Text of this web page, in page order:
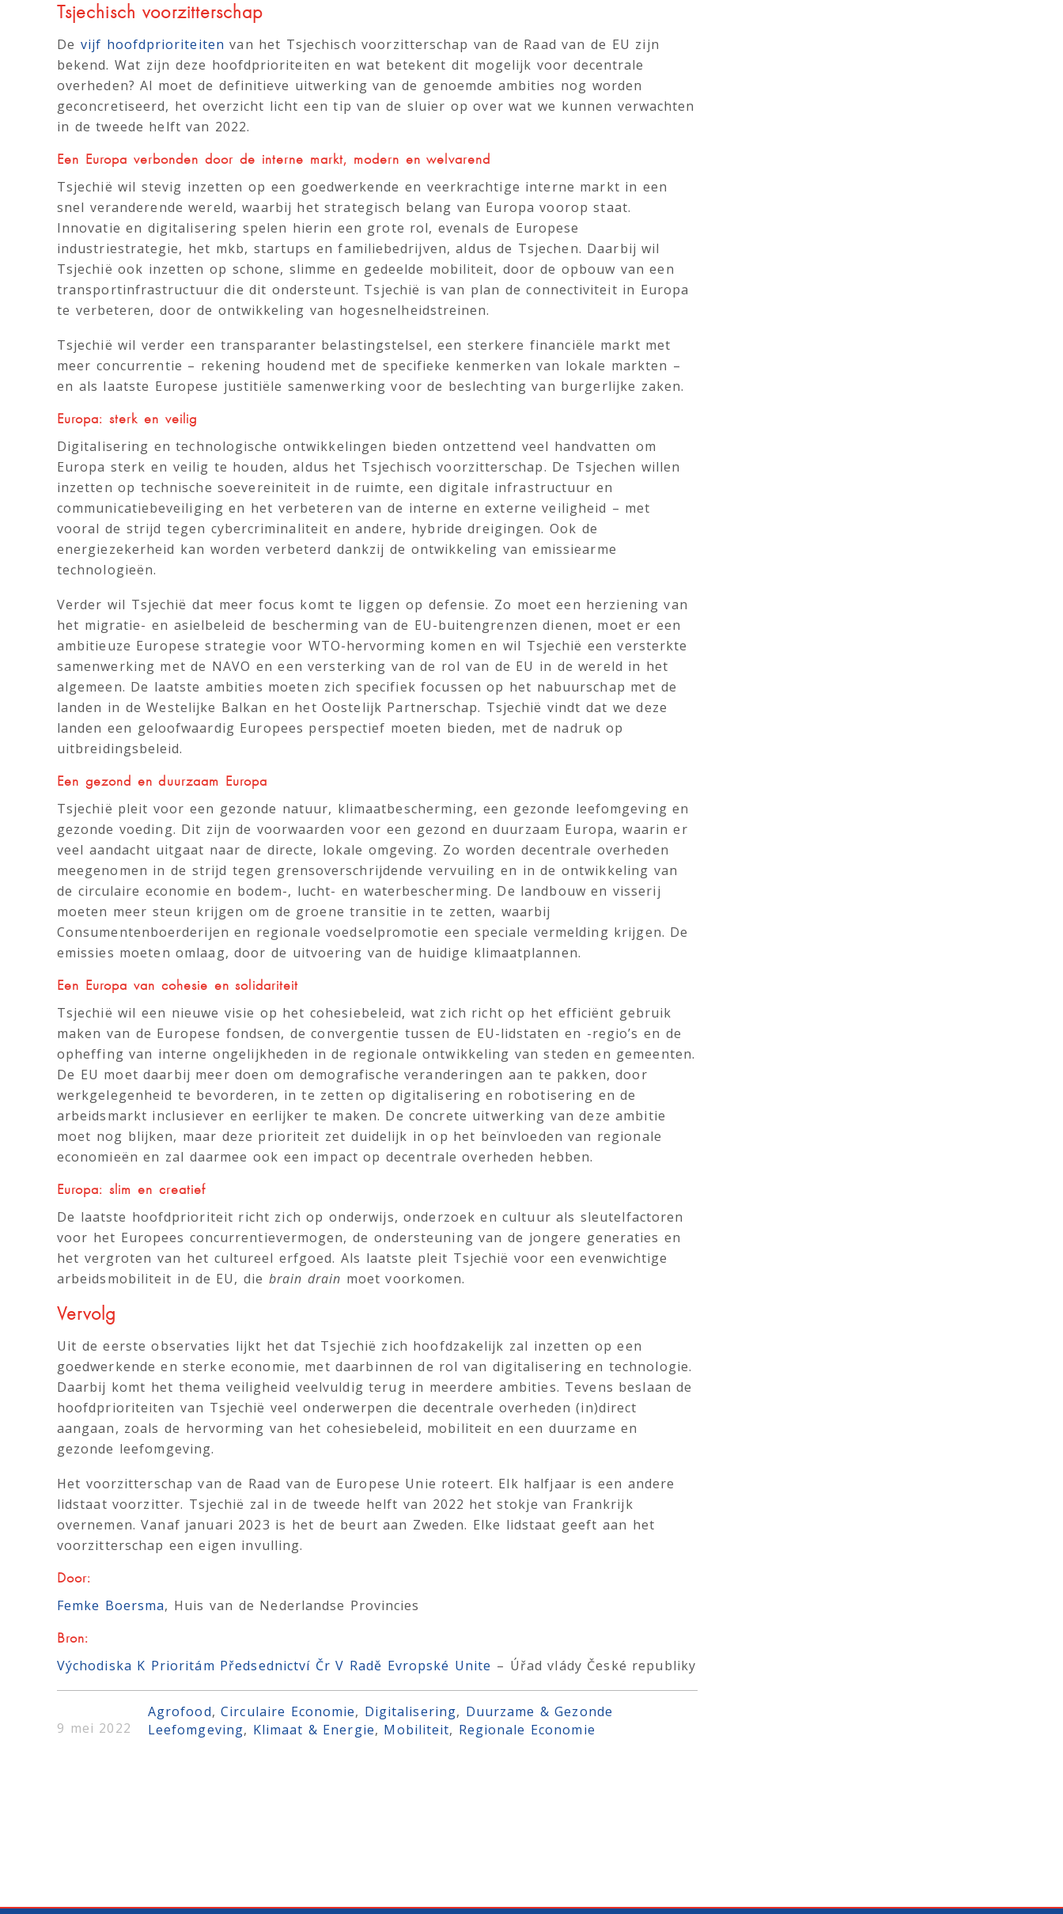
Tsjechisch voorzitterschap
De vijf hoofdprioriteiten van het Tsjechisch voorzitterschap van de Raad van de EU zijn
bekend. Wat zijn deze hoofdprioriteiten en wat betekent dit mogelijk voor decentrale
overheden? Al moet de definitieve uitwerking van de genoemde ambities nog worden
geconcretiseerd, het overzicht licht een tip van de sluier op over wat we kunnen verwachten
in de tweede helft van 2022.
Een Europa verbonden door de interne markt, modern en welvarend
Tsjechië wil stevig inzetten op een goedwerkende en veerkrachtige interne markt in een
snel veranderende wereld, waarbij het strategisch belang van Europa voorop staat.
Innovatie en digitalisering spelen hierin een grote rol, evenals de Europese
industriestrategie, het mkb, startups en familiebedrijven, aldus de Tsjechen. Daarbij wil
Tsjechië ook inzetten op schone, slimme en gedeelde mobiliteit, door de opbouw van een
transportinfrastructuur die dit ondersteunt. Tsjechië is van plan de connectiviteit in Europa
te verbeteren, door de ontwikkeling van hogesnelheidstreinen.
Tsjechië wil verder een transparanter belastingstelsel, een sterkere financiële markt met
meer concurrentie – rekening houdend met de specifieke kenmerken van lokale markten –
en als laatste Europese justitiële samenwerking voor de beslechting van burgerlijke zaken.
Europa: sterk en veilig
Digitalisering en technologische ontwikkelingen bieden ontzettend veel handvatten om
Europa sterk en veilig te houden, aldus het Tsjechisch voorzitterschap. De Tsjechen willen
inzetten op technische soevereiniteit in de ruimte, een digitale infrastructuur en
communicatiebeveiliging en het verbeteren van de interne en externe veiligheid – met
vooral de strijd tegen cybercriminaliteit en andere, hybride dreigingen. Ook de
energiezekerheid kan worden verbeterd dankzij de ontwikkeling van emissiearme
technologieën.
Verder wil Tsjechië dat meer focus komt te liggen op defensie. Zo moet een herziening van
het migratie- en asielbeleid de bescherming van de EU-buitengrenzen dienen, moet er een
ambitieuze Europese strategie voor WTO-hervorming komen en wil Tsjechië een versterkte
samenwerking met de NAVO en een versterking van de rol van de EU in de wereld in het
algemeen. De laatste ambities moeten zich specifiek focussen op het nabuurschap met de
landen in de Westelijke Balkan en het Oostelijk Partnerschap. Tsjechië vindt dat we deze
landen een geloofwaardig Europees perspectief moeten bieden, met de nadruk op
uitbreidingsbeleid.
Een gezond en duurzaam Europa
Tsjechië pleit voor een gezonde natuur, klimaatbescherming, een gezonde leefomgeving en
gezonde voeding. Dit zijn de voorwaarden voor een gezond en duurzaam Europa, waarin er
veel aandacht uitgaat naar de directe, lokale omgeving. Zo worden decentrale overheden
meegenomen in de strijd tegen grensoverschrijdende vervuiling en in de ontwikkeling van
de circulaire economie en bodem-, lucht- en waterbescherming. De landbouw en visserij
moeten meer steun krijgen om de groene transitie in te zetten, waarbij
Consumentenboerderijen en regionale voedselpromotie een speciale vermelding krijgen. De
emissies moeten omlaag, door de uitvoering van de huidige klimaatplannen.
Een Europa van cohesie en solidariteit
Tsjechië wil een nieuwe visie op het cohesiebeleid, wat zich richt op het efficiënt gebruik
maken van de Europese fondsen, de convergentie tussen de EU-lidstaten en -regio’s en de
opheffing van interne ongelijkheden in de regionale ontwikkeling van steden en gemeenten.
De EU moet daarbij meer doen om demografische veranderingen aan te pakken, door
werkgelegenheid te bevorderen, in te zetten op digitalisering en robotisering en de
arbeidsmarkt inclusiever en eerlijker te maken. De concrete uitwerking van deze ambitie
moet nog blijken, maar deze prioriteit zet duidelijk in op het beïnvloeden van regionale
economieën en zal daarmee ook een impact op decentrale overheden hebben.
Europa: slim en creatief
De laatste hoofdprioriteit richt zich op onderwijs, onderzoek en cultuur als sleutelfactoren
voor het Europees concurrentievermogen, de ondersteuning van de jongere generaties en
het vergroten van het cultureel erfgoed. Als laatste pleit Tsjechië voor een evenwichtige
arbeidsmobiliteit in de EU, die brain drain moet voorkomen.
Vervolg
Uit de eerste observaties lijkt het dat Tsjechië zich hoofdzakelijk zal inzetten op een
goedwerkende en sterke economie, met daarbinnen de rol van digitalisering en technologie.
Daarbij komt het thema veiligheid veelvuldig terug in meerdere ambities. Tevens beslaan de
hoofdprioriteiten van Tsjechië veel onderwerpen die decentrale overheden (in)direct
aangaan, zoals de hervorming van het cohesiebeleid, mobiliteit en een duurzame en
gezonde leefomgeving.
Het voorzitterschap van de Raad van de Europese Unie roteert. Elk halfjaar is een andere
lidstaat voorzitter. Tsjechië zal in de tweede helft van 2022 het stokje van Frankrijk
overnemen. Vanaf januari 2023 is het de beurt aan Zweden. Elke lidstaat geeft aan het
voorzitterschap een eigen invulling.
Door:
Femke Boersma, Huis van de Nederlandse Provincies
Bron:
Východiska K Prioritám Předsednictví Čr V Radě Evropské Unite – Úřad vlády České republiky
9 mei 2022
Agrofood, Circulaire Economie, Digitalisering, Duurzame & Gezonde
Leefomgeving, Klimaat & Energie, Mobiliteit, Regionale Economie